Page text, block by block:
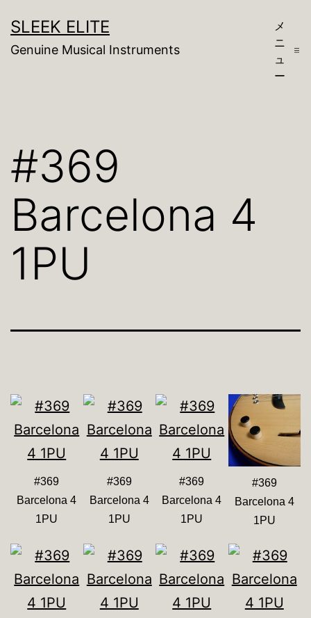
ン
テ
キ
SLEEK ELITE
Genuine Musical Instruments
メ
ニ
ュ
ー
#369
Barcelona 4
1PU
#369
Barcelona 4
1PU
#369
Barcelona 4
1PU
#369
Barcelona 4
1PU
#369
Barcelona 4
1PU